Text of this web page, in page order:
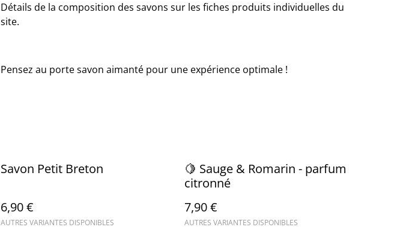
Détails de la composition des savons sur les fiches produits individuelles du
site.
Pensez au porte savon aimanté pour une expérience optimale !
Savon Petit Breton
6,90 €
AUTRES VARIANTES DISPONIBLES
🍋 Sauge & Romarin - parfum
citronné
7,90 €
AUTRES VARIANTES DISPONIBLES